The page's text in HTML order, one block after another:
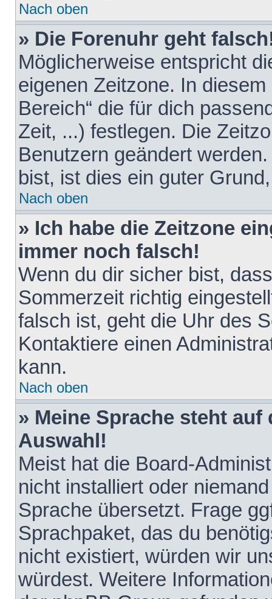
Nach oben
» Die Forenuhr geht
Möglicherweise entspricht
eigenen Zeitzone. In
Bereich“ die für dich
Zeit, ...) festlegen. Die
Benutzern geändert
bist, ist dies ein guter
Nach oben
» Ich habe die Zeitzone
immer noch falsch!
Wenn du dir sicher bist,
Sommerzeit richtig
falsch ist, geht die Uhr des
Kontaktiere einen
kann.
Nach oben
» Meine Sprache steht
Auswahl!
Meist hat die Board-
nicht installiert oder
Sprache übersetzt. Frage
Sprachpaket, das du
nicht existiert, würden wir
würdest. Weitere